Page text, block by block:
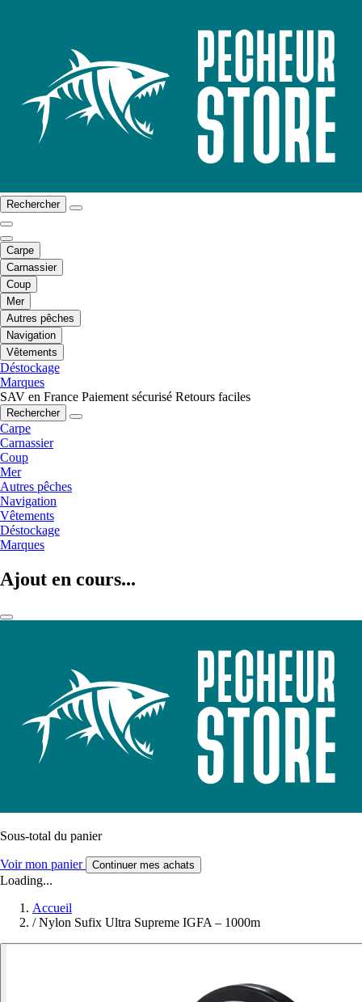
Rechercher
Carpe
Carnassier
Coup
Mer
Autres pêches
Navigation
Vêtements
Déstockage
Marques
SAV en France Paiement sécurisé Retours faciles
Rechercher
Carpe
Carnassier
Coup
Mer
Autres pêches
Navigation
Vêtements
Déstockage
Marques
Ajout en cours...
Sous-total du panier
Voir mon panier Continuer mes achats
Loading...
Accueil
/ Nylon Sufix Ultra Supreme IGFA – 1000m